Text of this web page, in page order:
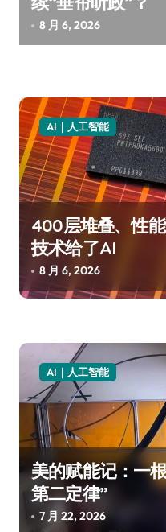
8 月 6, 2026
AI｜人工智能
400层堆叠、性
技术给了AI
8 月 6, 2026
AI｜人工智能
美的赋能记：一
第二定律”
7 月 22, 2026